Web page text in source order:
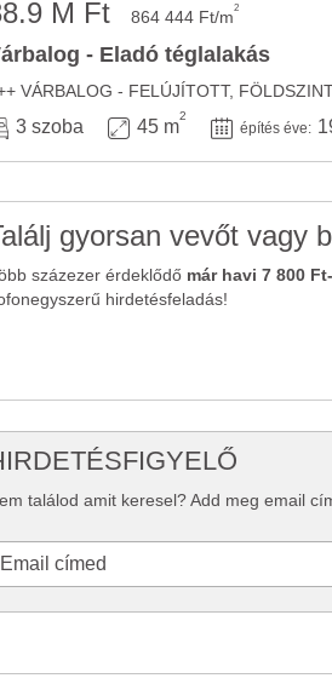
M Ft 864 444 Ft/m2
- Eladó téglalakás
3 szoba 45 m
2
építés éve:
gyorsan vevőt vagy
százezer érdeklődő már havi 7 800
hirdetésfeladás!
találod amit keresel? Add meg email